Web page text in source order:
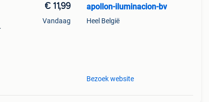
€ 11,99
Vandaag
apollon-iluminacion-bv
Heel België
Bezoek website